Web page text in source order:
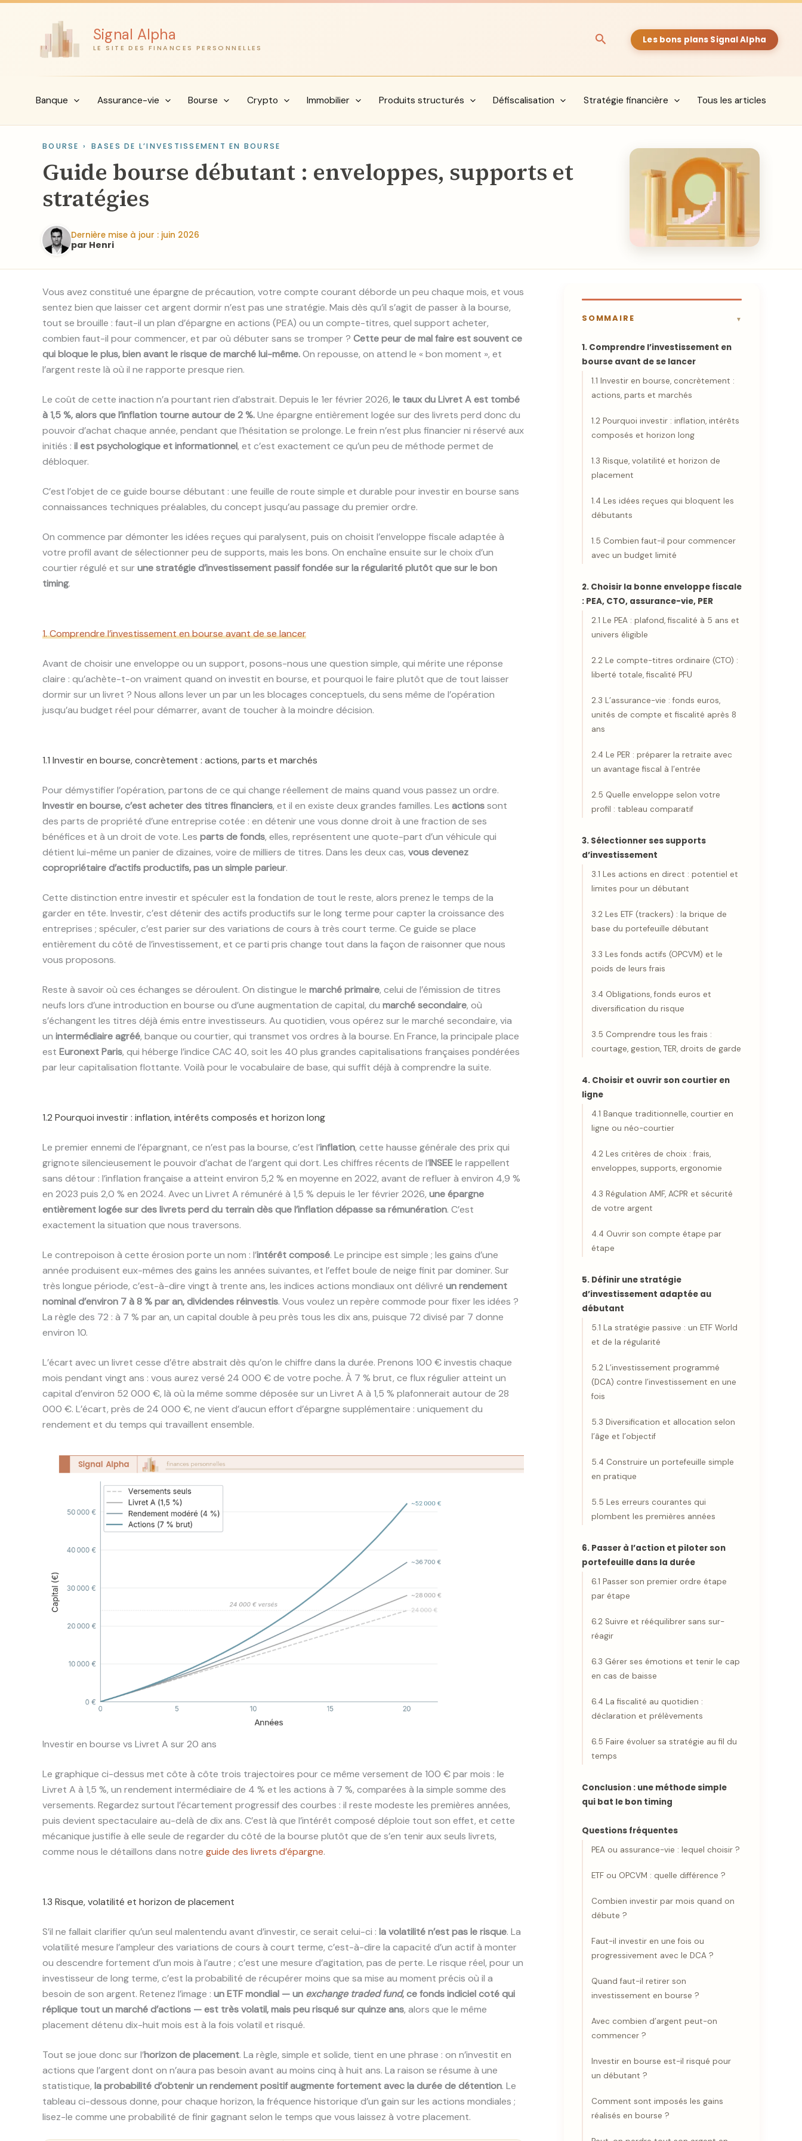
Aller
Signal Alpha
LE SITE DES FINANCES PERSONNELLES
RechercherLes bons plans Signal Alpha
Banque Assurance-vie Bourse Crypto Immobilier Produits structurés Défiscalisation Stratégie financière Tous les articles
BOURSE › BASES DE L’INVESTISSEMENT EN BOURSE
Guide bourse débutant : enveloppes, supports et
stratégies
Dernière mise à jour : juin 2026
par Henri
Vous avez constitué une épargne de précaution, votre compte courant déborde un peu chaque mois, et vous
sentez bien que laisser cet argent dormir n’est pas une stratégie. Mais dès qu’il s’agit de passer à la bourse,
tout se brouille : faut-il un plan d’épargne en actions (PEA) ou un compte-titres, quel support acheter,
combien faut-il pour commencer, et par où débuter sans se tromper ? Cette peur de mal faire est souvent ce
qui bloque le plus, bien avant le risque de marché lui-même.On repousse, on attend le « bon moment », et
l’argent reste là où il ne rapporte presque rien.
Le coût de cette inaction n’a pourtant rien d’abstrait. Depuis le 1er février 2026, le taux du Livret A est tombé
à 1,5 %, alors que l’inflation tourne autour de 2 %.Une épargne entièrement logée sur des livrets perd donc du
pouvoir d’achat chaque année, pendant que l’hésitation se prolonge. Le frein n’est plus financier ni réservé aux
initiés : il est psychologique et informationnel, et c’est exactement ce qu’un peu de méthode permet de
débloquer.
C’est l’objet de ce guide bourse débutant : une feuille de route simple et durable pour investir en bourse sans
connaissances techniques préalables, du concept jusqu’au passage du premier ordre.
On commence par démonter les idées reçues qui paralysent, puis on choisit l’enveloppe fiscale adaptée à
votre profil avant de sélectionner peu de supports, mais les bons. On enchaîne ensuite sur le choix d’un
courtier régulé et surune stratégie d’investissement passif fondée sur la régularité plutôt que sur le bon
timing.
1. Comprendre l’investissement en bourse avant de se lancer
Avant de choisir une enveloppe ou un support, posons-nous une question simple, qui mérite une réponse
claire : qu’achète-t-on vraiment quand on investit en bourse, et pourquoi le faire plutôt que de tout laisser
dormir sur un livret ? Nous allons lever un par un les blocages conceptuels, du sens même de l’opération
jusqu’au budget réel pour démarrer, avant de toucher à la moindre décision.
1.1 Investir en bourse, concrètement : actions, parts et marchés
Pour démystifier l’opération, partons de ce qui change réellement de mains quand vous passez un ordre.
Investir en bourse, c’est acheter des titres financiers, et il en existe deux grandes familles. Les actionssont
des parts de propriété d’une entreprise cotée : en détenir une vous donne droit à une fraction de ses
bénéfices et à un droit de vote. Les parts de fonds, elles, représentent une quote-part d’un véhicule qui
détient lui-même un panier de dizaines, voire de milliers de titres. Dans les deux cas, vous devenez
copropriétaire d’actifs productifs, pas un simple parieur.
Cette distinction entre investir et spéculer est la fondation de tout le reste, alors prenez le temps de la
garder en tête. Investir, c’est détenir des actifs productifs sur le long terme pour capter la croissance des
entreprises ; spéculer, c’est parier sur des variations de cours à très court terme. Ce guide se place
entièrement du côté de l’investissement, et ce parti pris change tout dans la façon de raisonner que nous
vous proposons.
Reste à savoir où ces échanges se déroulent. On distingue le marché primaire, celui de l’émission de titres
neufs lors d’une introduction en bourse ou d’une augmentation de capital, du marché secondaire, où
s’échangent les titres déjà émis entre investisseurs. Au quotidien, vous opérez sur le marché secondaire, via
un intermédiaire agréé, banque ou courtier, qui transmet vos ordres à la bourse. En France, la principale place
est Euronext Paris, qui héberge l’indice CAC 40, soit les 40 plus grandes capitalisations françaises pondérées
par leur capitalisation flottante. Voilà pour le vocabulaire de base, qui suffit déjà à comprendre la suite.
1.2 Pourquoi investir : inflation, intérêts composés et horizon long
Le premier ennemi de l’épargnant, ce n’est pas la bourse, c’est l’inflation, cette hausse générale des prix qui
grignote silencieusement le pouvoir d’achat de l’argent qui dort. Les chiffres récents de l’INSEEle rappellent
sans détour : l’inflation française a atteint environ 5,2 % en moyenne en 2022, avant de refluer à environ 4,9 %
en 2023 puis 2,0 % en 2024. Avec un Livret A rémunéré à 1,5 % depuis le 1er février 2026, une épargne
entièrement logée sur des livrets perd du terrain dès que l’inflation dépasse sa rémunération. C’est
exactement la situation que nous traversons.
Le contrepoison à cette érosion porte un nom : l’intérêt composé. Le principe est simple ; les gains d’une
année produisent eux-mêmes des gains les années suivantes, et l’effet boule de neige finit par dominer. Sur
très longue période, c’est-à-dire vingt à trente ans, les indices actions mondiaux ont délivré un rendement
nominal d’environ 7 à 8 % par an, dividendes réinvestis. Vous voulez un repère commode pour fixer les idées ?
La règle des 72 : à 7 % par an, un capital double à peu près tous les dix ans, puisque 72 divisé par 7 donne
environ 10.
L’écart avec un livret cesse d’être abstrait dès qu’on le chiffre dans la durée. Prenons 100 € investis chaque
mois pendant vingt ans : vous aurez versé 24 000 € de votre poche. À 7 % brut, ce flux régulier atteint un
capital d’environ 52 000 €, là où la même somme déposée sur un Livret A à 1,5 % plafonnerait autour de 28
000 €. L’écart, près de 24 000 €, ne vient d’aucun effort d’épargne supplémentaire : uniquement du
rendement et du temps qui travaillent ensemble.
Investir en bourse vs Livret A sur 20 ans
Le graphique ci-dessus met côte à côte trois trajectoires pour ce même versement de 100 € par mois : le
Livret A à 1,5 %, un rendement intermédiaire de 4 % et les actions à 7 %, comparées à la simple somme des
versements. Regardez surtout l’écartement progressif des courbes : il reste modeste les premières années,
puis devient spectaculaire au-delà de dix ans. C’est là que l’intérêt composé déploie tout son effet, et cette
mécanique justifie à elle seule de regarder du côté de la bourse plutôt que de s’en tenir aux seuls livrets,
comme nous le détaillons dans notre guide des livrets d’épargne.
1.3 Risque, volatilité et horizon de placement
S’il ne fallait clarifier qu’un seul malentendu avant d’investir, ce serait celui-ci : la volatilité n’est pas le risque. La
volatilité mesure l’ampleur des variations de cours à court terme, c’est-à-dire la capacité d’un actif à monter
ou descendre fortement d’un mois à l’autre ; c’est une mesure d’agitation, pas de perte. Le risque réel, pour un
investisseur de long terme, c’est la probabilité de récupérer moins que sa mise au moment précis où il a
besoin de son argent. Retenez l’image : un ETF mondial — un exchange traded fund, ce fonds indiciel coté qui
réplique tout un marché d’actions — est très volatil, mais peu risqué sur quinze ans, alors que le même
placement détenu dix-huit mois est à la fois volatil et risqué.
Tout se joue donc sur l’horizon de placement. La règle, simple et solide, tient en une phrase : on n’investit en
actions que l’argent dont on n’aura pas besoin avant au moins cinq à huit ans. La raison se résume à une
statistique, la probabilité d’obtenir un rendement positif augmente fortement avec la durée de détention. Le
tableau ci-dessous donne, pour chaque horizon, la fréquence historique d’un gain sur les actions mondiales ;
lisez-le comme une probabilité de finir gagnant selon le temps que vous laissez à votre placement.
SOMMAIRE
1. Comprendre l’investissement en
bourse avant de se lancer
1.1 Investir en bourse, concrètement :
actions, parts et marchés
1.2 Pourquoi investir : inflation, intérêts
composés et horizon long
1.3 Risque, volatilité et horizon de
placement
1.4 Les idées reçues qui bloquent les
débutants
1.5 Combien faut-il pour commencer
avec un budget limité
2. Choisir la bonne enveloppe fiscale
: PEA, CTO, assurance-vie, PER
2.1 Le PEA : plafond, fiscalité à 5 ans et
univers éligible
2.2 Le compte-titres ordinaire (CTO) :
liberté totale, fiscalité PFU
2.3 L’assurance-vie : fonds euros,
unités de compte et fiscalité après 8
ans
2.4 Le PER : préparer la retraite avec
un avantage fiscal à l’entrée
2.5 Quelle enveloppe selon votre
profil : tableau comparatif
3. Sélectionner ses supports
d’investissement
3.1 Les actions en direct : potentiel et
limites pour un débutant
3.2 Les ETF (trackers) : la brique de
base du portefeuille débutant
3.3 Les fonds actifs (OPCVM) et le
poids de leurs frais
3.4 Obligations, fonds euros et
diversification du risque
3.5 Comprendre tous les frais :
courtage, gestion, TER, droits de garde
4. Choisir et ouvrir son courtier en
ligne
4.1 Banque traditionnelle, courtier en
ligne ou néo-courtier
4.2 Les critères de choix : frais,
enveloppes, supports, ergonomie
4.3 Régulation AMF, ACPR et sécurité
de votre argent
4.4 Ouvrir son compte étape par
étape
5. Définir une stratégie
d’investissement adaptée au
débutant
5.1 La stratégie passive : un ETF World
et de la régularité
5.2 L’investissement programmé
(DCA) contre l’investissement en une
fois
5.3 Diversification et allocation selon
l’âge et l’objectif
5.4 Construire un portefeuille simple
en pratique
5.5 Les erreurs courantes qui
plombent les premières années
6. Passer à l’action et piloter son
portefeuille dans la durée
6.1 Passer son premier ordre étape
par étape
6.2 Suivre et rééquilibrer sans sur-
réagir
6.3 Gérer ses émotions et tenir le cap
en cas de baisse
6.4 La fiscalité au quotidien :
déclaration et prélèvements
6.5 Faire évoluer sa stratégie au fil du
temps
Conclusion : une méthode simple
qui bat le bon timing
Questions fréquentes
PEA ou assurance-vie : lequel choisir ?
ETF ou OPCVM : quelle différence ?
Combien investir par mois quand on
débute ?
Faut-il investir en une fois ou
progressivement avec le DCA ?
Quand faut-il retirer son
investissement en bourse ?
Avec combien d’argent peut-on
commencer ?
Investir en bourse est-il risqué pour
un débutant ?
Comment sont imposés les gains
réalisés en bourse ?